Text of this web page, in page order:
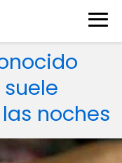
noches